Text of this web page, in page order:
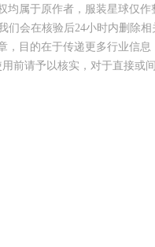
均属于原作者，服装星球仅
们会在核验后24小时内删除
，目的在于传递更多行业信
前请予以核实，对于直接或